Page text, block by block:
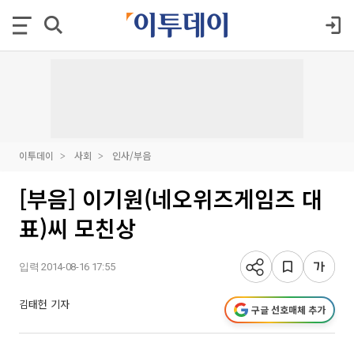
이투데이 사회 인사/부음
[부음] 이기원(네오위즈게임즈 대
표)씨 모친상
입력 2014-08-16 17:55
김태헌 기자 구글 선호매체 추가